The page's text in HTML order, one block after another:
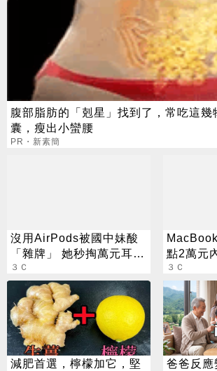
腹部脂肪的「剋星」找到了，常吃這幾
囊，瘦出小蠻腰
PR・新素簡
沒用AirPods被國中妹酸
「雜牌」 她秒掏萬元耳機
網全跪
３Ｃ
點2萬元
平價筆電
３Ｃ
減肥首選，檸檬加它，堅
爸爸反應